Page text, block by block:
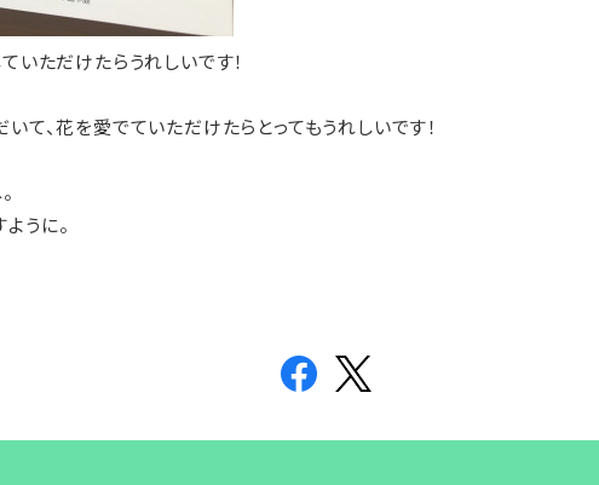
いただけたらうれしいです！
て、花を愛でていただけたらとってもうれしいです！
うに。